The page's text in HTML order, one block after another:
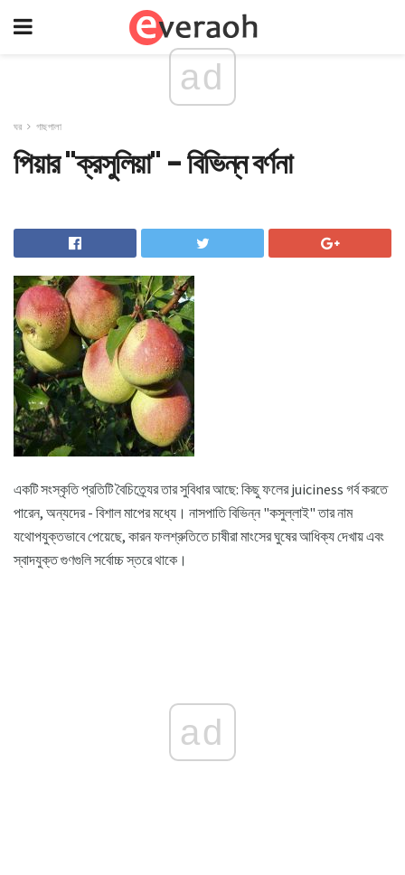
ad
ঘর গাছপালা
পিয়ার "ক্রসুলিয়া" - বিভিন্ন বর্ণনা
একটি সংস্কৃতি প্রতিটি বৈচিত্র্যের তার সুবিধার আছে: কিছু ফলের juiciness গর্ব করতে
পারেন, অন্যদের - বিশাল মাপের মধ্যে। নাসপাতি বিভিন্ন "কসুল্লাই" তার নাম
যথোপযুক্তভাবে পেয়েছে, কারন ফলশ্রুতিতে চাষীরা মাংসের ঘুষের আধিক্য দেখায় এবং
স্বাদযুক্ত গুণগুলি সর্বোচ্চ স্তরে থাকে।
ad